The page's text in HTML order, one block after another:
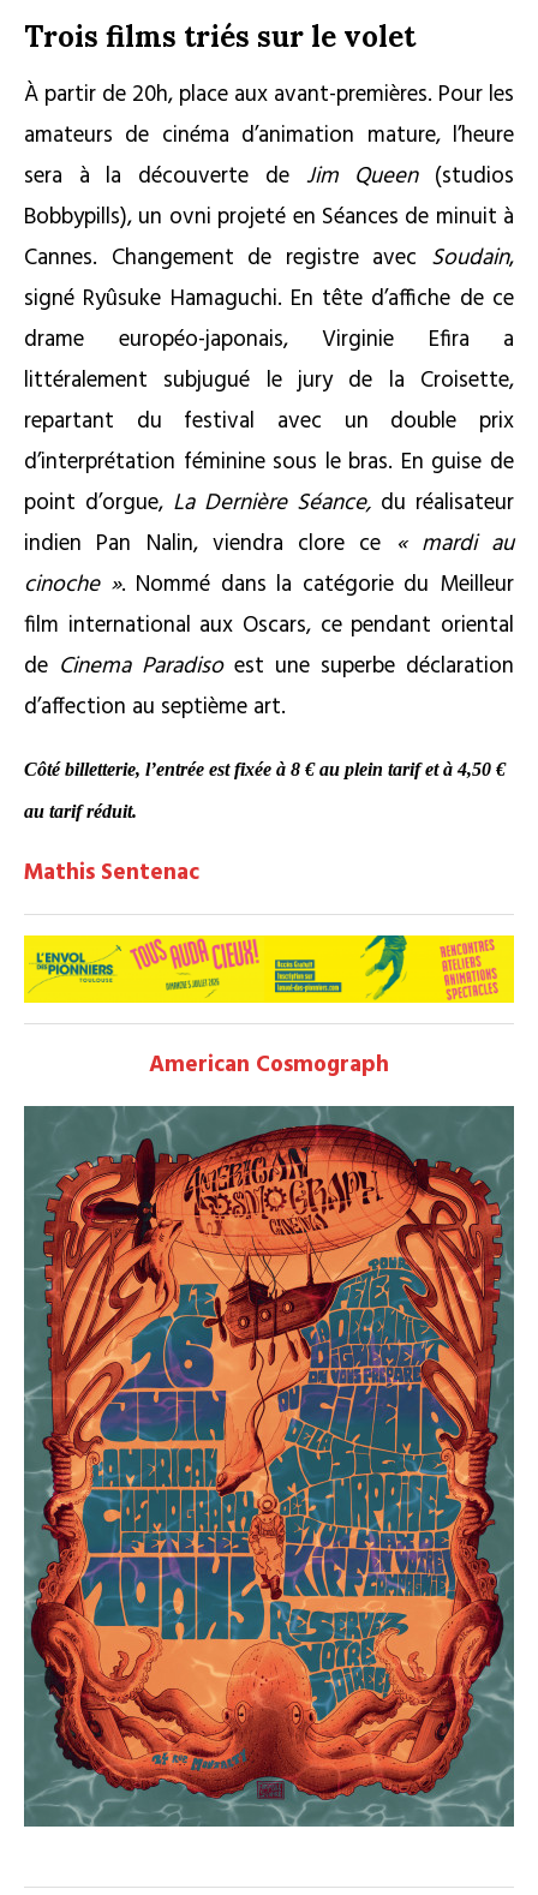
Trois films triés sur le volet
À partir de 20h, place aux avant-premières. Pour les
amateurs de cinéma d’animation mature, l’heure
sera à la découverte de Jim Queen(studios
Bobbypills), un ovni projeté en Séances de minuit à
Cannes. Changement de registre avec Soudain,
signé Ryûsuke Hamaguchi. En tête d’affiche de ce
drame européo-japonais, Virginie Efira a
littéralement subjugué le jury de la Croisette,
repartant du festival avec un double prix
d’interprétation féminine sous le bras. En guise de
point d’orgue, La Dernière Séance, du réalisateur
indien Pan Nalin, viendra clore ce « mardi au
cinoche ». Nommé dans la catégorie du Meilleur
film international aux Oscars, ce pendant oriental
de Cinema Paradisoest une superbe déclaration
d’affection au septième art.
Côté billetterie, l’entrée est fixée à 8 €au plein tarif età4,50 €
au tarif réduit.
Mathis Sentenac
American Cosmograph